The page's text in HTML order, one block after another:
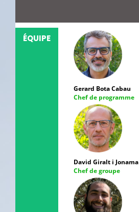
ÉQUIPE
Gerard Bota Cabau
Chef de programme
David Giralt i Jonama
Chef de groupe